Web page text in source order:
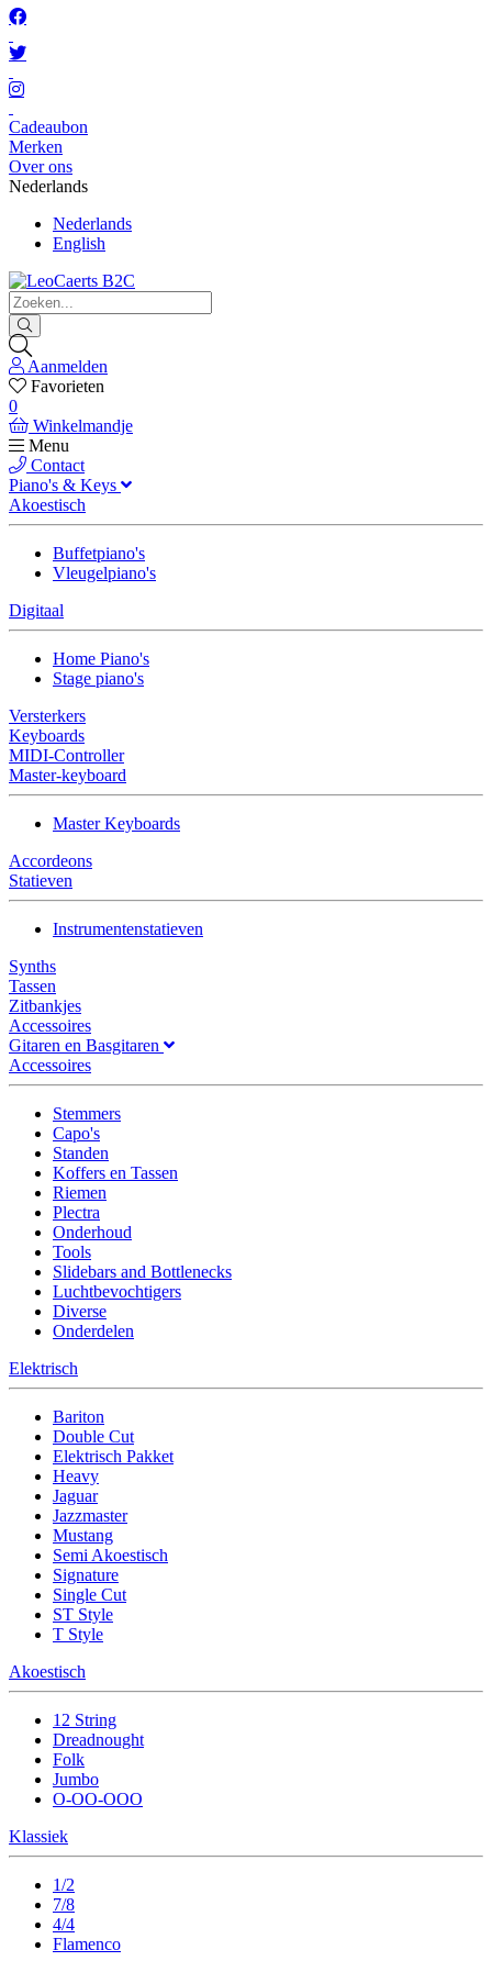
Cadeaubon
Merken
Over ons
Nederlands
Nederlands
English
Aanmelden
Favorieten
0
Winkelmandje
Menu
Contact
Piano's & Keys
Akoestisch
Buffetpiano's
Vleugelpiano's
Digitaal
Home Piano's
Stage piano's
Versterkers
Keyboards
MIDI-Controller
Master-keyboard
Master Keyboards
Accordeons
Statieven
Instrumentenstatieven
Synths
Tassen
Zitbankjes
Accessoires
Gitaren en Basgitaren
Accessoires
Stemmers
Capo's
Standen
Koffers en Tassen
Riemen
Plectra
Onderhoud
Tools
Slidebars and Bottlenecks
Luchtbevochtigers
Diverse
Onderdelen
Elektrisch
Bariton
Double Cut
Elektrisch Pakket
Heavy
Jaguar
Jazzmaster
Mustang
Semi Akoestisch
Signature
Single Cut
ST Style
T Style
Akoestisch
12 String
Dreadnought
Folk
Jumbo
O-OO-OOO
Klassiek
1/2
7/8
4/4
Flamenco